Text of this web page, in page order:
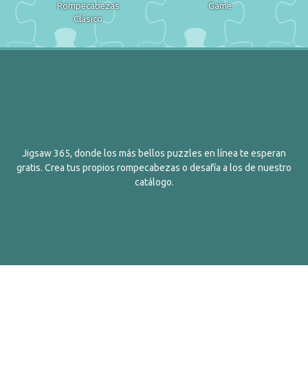
Rompecabezas
Clásico
Game
Jigsaw 365, donde los más bellos puzzles en línea te esperan
gratis. Crea tus propios rompecabezas o desafía a los de nuestro
catálogo.